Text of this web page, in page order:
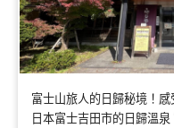
富士山旅人的日歸秘境！感
日本富士吉田市的日歸溫泉